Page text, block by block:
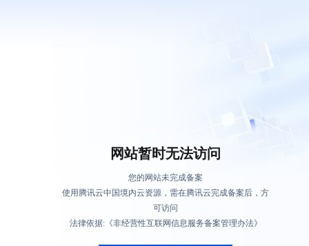
网站暂时无法访问
您的网站未完成备案
使用腾讯云中国境内云资源，需在腾讯云完成备案后，方
可访问
法律依据:《非经营性互联网信息服务备案管理办法》